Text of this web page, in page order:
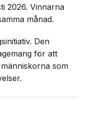
2026. Vinnarna
månad.
Den
för att
som